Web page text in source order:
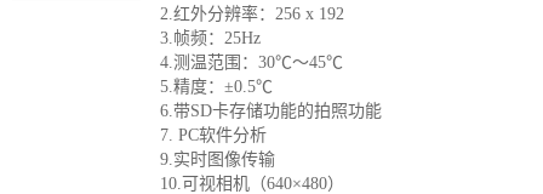
2.红外分辨率：256 x 192
3.帧频：25Hz
4.测温范围：30℃〜45℃
5.精度：±0.5℃
6.带SD卡存储功能的拍照功能
7. PC软件分析
9.实时图像传输
10.可视相机（640×480）